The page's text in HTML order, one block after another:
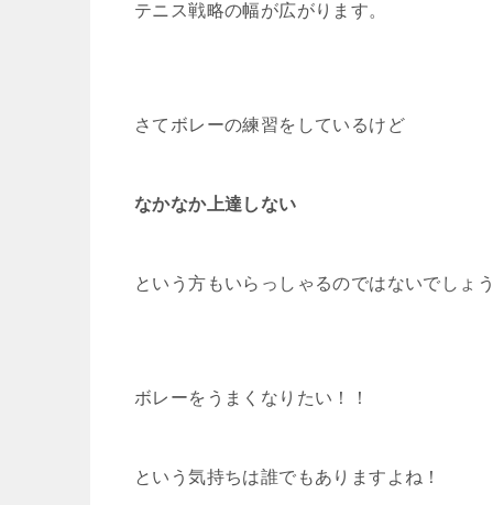
テニス戦略の幅が広がります。
さてボレーの練習をしているけど
なかなか上達しない
という方もいらっしゃるのではないでしょ
ボレーをうまくなりたい！！
という気持ちは誰でもありますよね！